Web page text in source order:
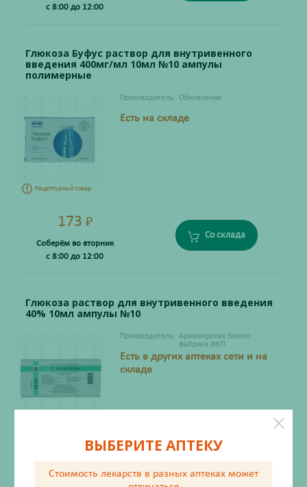
с 8:00 до 12:00
Глюкоза Буфус раствор для внутривенного
введения 400мг/мл 10мл №10 ампулы
полимерные
Рецептурный товар
Производитель: Обновление
Есть на складе
173 ₽
Соберём во вторник
с 8:00 до 12:00
Со склада
Глюкоза раствор для внутривенного введения
40% 10мл ампулы №10
Производитель: Армавирская биолог.
фабрика ФКП
Есть в других аптеках сети и на
складе
61₽
Со склада
ВЫБЕРИТЕ АПТЕКУ
Стоимость лекарств в разных аптеках может